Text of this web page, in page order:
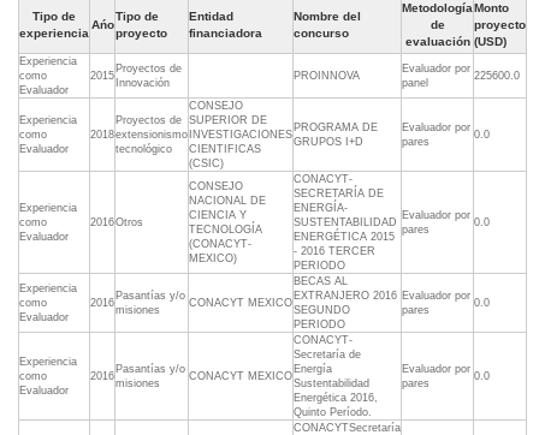
Tipo de
experiencia
Ańo
Tipo de
proyecto
Entidad
financiadora
Nombre del
concurso
Metodología
de
evaluación
Monto
proyecto
(USD)
Experiencia
como
Evaluador
2015
Proyectos de
Innovación
PROINNOVA
Evaluador por
panel
225600.0
Experiencia
como
Evaluador
2018
Proyectos de
extensionismo
tecnológico
CONSEJO
SUPERIOR DE
INVESTIGACIONES
CIENTIFICAS
(CSIC)
PROGRAMA DE
GRUPOS I+D
Evaluador por
pares
0.0
Experiencia
como
Evaluador
2016Otros
CONSEJO
NACIONAL DE
CIENCIA Y
TECNOLOGÍA
(CONACYT-
MEXICO)
CONACYT-
SECRETARÍA DE
ENERGÍA-
SUSTENTABILIDAD
ENERGÉTICA 2015
- 2016 TERCER
PERIODO
Evaluador por
pares
0.0
Experiencia
como
Evaluador
2016
Pasantías y/o
misiones
CONACYT MEXICO
BECAS AL
EXTRANJERO 2016
SEGUNDO
PERIODO
Evaluador por
pares
0.0
Experiencia
como
Evaluador
2016
Pasantías y/o
misiones
CONACYT MEXICO
CONACYT-
Secretaría de
Energía 
Sustentabilidad
Energética 2016,
Quinto Período.
Evaluador por
pares
0.0
CONACYTSecretaría